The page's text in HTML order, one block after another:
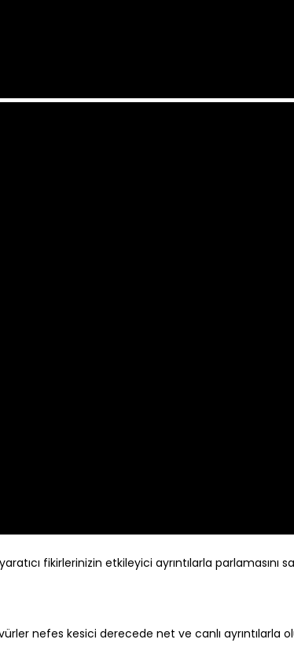
fikirlerinizin etkileyici ayrıntılarla
nefes kesici derecede net ve canlı ayrıntılarla